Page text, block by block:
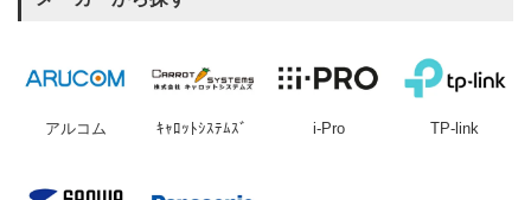
アルコム ｷｬﾛｯﾄｼｽﾃﾑｽﾞ i-Pro TP-link